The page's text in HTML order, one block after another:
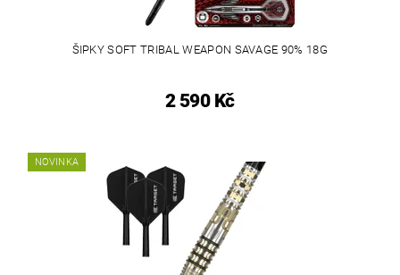
ŠIPKY SOFT TRIBAL WEAPON SAVAGE 90% 18G
2 590 Kč
NOVINKA